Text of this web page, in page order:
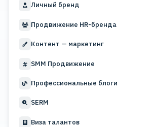
Личный бренд
Продвижение HR-бренда
Контент — маркетинг
SMM Продвижение
Профессиональные блоги
SERM
Виза талантов